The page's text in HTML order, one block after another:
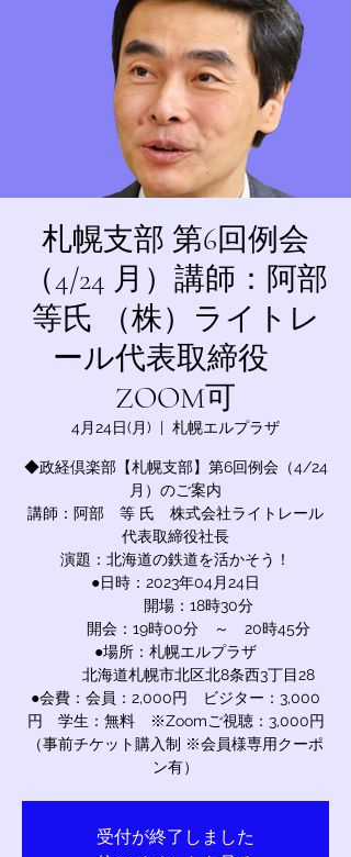
札幌支部 第6回例会
（4/24 月）講師：阿部
等氏 （株）ライトレ
ール代表取締役
ZOOM可
4月24日(月)
  |
札幌エルプラザ
◆政経倶楽部【札幌支部】第6回例会（4/24
月）のご案内
講師：阿部 等 氏 株式会社ライトレール
代表取締役社長
演題：北海道の鉄道を活かそう！
●日時：2023年04月24日
開場：18時30分
開会：19時00分 ～ 20時45分
●場所：札幌エルプラザ
北海道札幌市北区北8条西3丁目28
●会費：会員：2,000円 ビジター：3,000
円 学生：無料 ※Zoomご視聴：3,000円
（事前チケット購入制 ※会員様専用クーポ
ン有）
受付が終了しました